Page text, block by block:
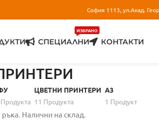
София 1113, ул.Акад.
СПЕЦИАЛНИ
ИЗБРАНО
КОНТАКТИ
ЦВЕТНИ ПРИНТЕРИ
11 Продуктa
A3
1 Продукт
Налични на склад.